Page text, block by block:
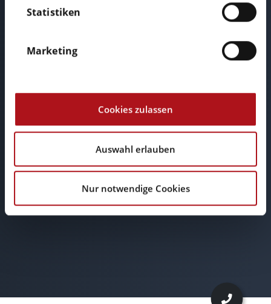
Statistiken
Marketing
Cookies zulassen
Auswahl erlauben
Nur notwendige Cookies
Telefon: +49 611 34 11 95 72
E-Mail
info@browserwerk.de